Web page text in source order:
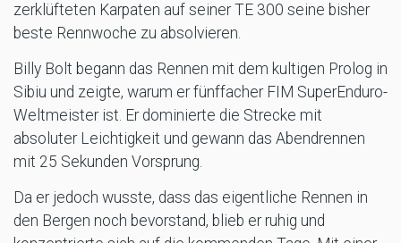
zerklüfteten Karpaten auf seiner TE 300 seine bisher
beste Rennwoche zu absolvieren.
Billy Bolt begann das Rennen mit dem kultigen Prolog in
Sibiu und zeigte, warum er fünffacher FIM SuperEnduro-
Weltmeister ist. Er dominierte die Strecke mit
absoluter Leichtigkeit und gewann das Abendrennen
mit 25 Sekunden Vorsprung.
Da er jedoch wusste, dass das eigentliche Rennen in
den Bergen noch bevorstand, blieb er ruhig und